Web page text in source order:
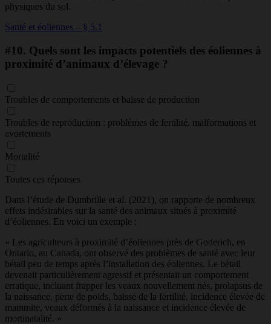
physiques du sol.
Santé et éoliennes – § 5.1
#10. Quels sont les impacts potentiels des éoliennes à
proximité d’animaux d’élevage ?
Troubles de comportements et baisse de production
Troubles de reproduction : problèmes de fertilité, malformations et
avortements
Mortalité
Toutes ces réponses
Dans l’étude de Dumbrille et al. (2021), on rapporte de nombreux
effets indésirables sur la santé des animaux situés à proximité
d’éoliennes. En voici un exemple :
« Les agriculteurs à proximité d’éoliennes près de Goderich, en
Ontario, au Canada, ont observé des problèmes de santé avec leur
bétail peu de temps après l’installation des éoliennes. Le bétail
devenait particulièrement agressif et présentait un comportement
erratique, incluant frapper les veaux nouvellement nés, prolapsus de
la naissance, perte de poids, baisse de la fertilité, incidence élevée de
mammite, veaux déformés à la naissance et incidence élevée de
mortinatalité. »